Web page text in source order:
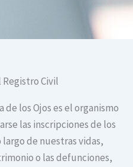
Civil
los Ojos es el organismo
las inscripciones de los
de nuestras vidas,
o las defunciones,